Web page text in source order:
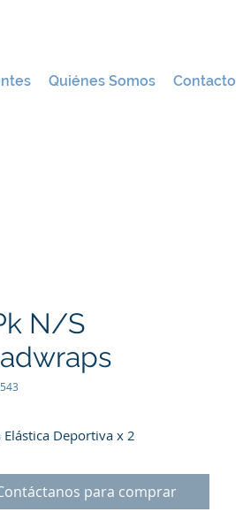
Quiénes Somos Contacto
N/S
Elástica Deportiva x 2
para comprar